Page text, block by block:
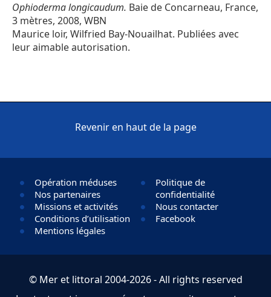
Ophioderma longicaudum. Baie de Concarneau, France,
3 mètres, 2008, WBN
Maurice loir, Wilfried Bay-Nouailhat. Publiées avec
leur aimable autorisation.
Revenir en haut de la page
Opération méduses
Nos partenaires
Missions et activités
Conditions d’utilisation
Mentions légales
Politique de
confidentialité
Nous contacter
Facebook
© Mer et littoral 2004-2026 - All rights reserved